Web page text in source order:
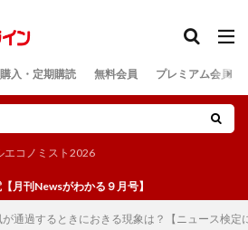
購入・定期購読 無料会員 プレミアム会員
エコノミスト2026
がわかる９月号】
が通過するときにおきる現象は？【ニュース検定
検索